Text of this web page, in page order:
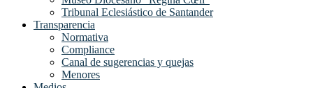
Tribunal Eclesiástico de Santander
Transparencia
Normativa
Compliance
Canal de sugerencias y quejas
Menores